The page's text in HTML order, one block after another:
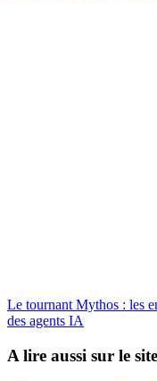
Le tournant Mythos : les
des agents IA
A lire aussi sur le site